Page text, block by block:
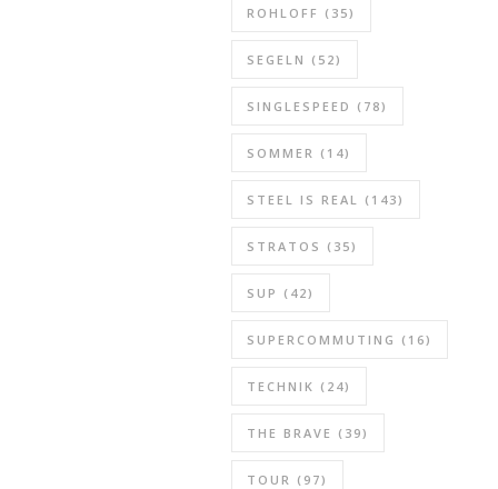
ROHLOFF (35)
SEGELN (52)
SINGLESPEED (78)
SOMMER (14)
STEEL IS REAL (143)
STRATOS (35)
SUP (42)
SUPERCOMMUTING (16)
TECHNIK (24)
THE BRAVE (39)
TOUR (97)